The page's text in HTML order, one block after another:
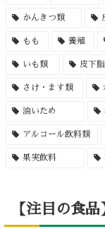
かんきつ類
もも 養殖
いも類 皮下
さけ・ます類
油いため
アルコール飲料類
果実飲料
【注目の食